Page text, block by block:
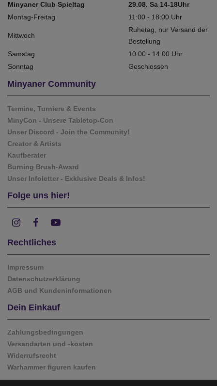
Minyaner Club Spieltag
29.08. Sa 14-18Uhr
Montag-Freitag
11:00 - 18:00 Uhr
Mittwoch
Ruhetag, nur Versand der
Bestellung
Samstag
10:00 - 14:00 Uhr
Sonntag
Geschlossen
Minyaner Community
Termine, Turniere & Events
MinyCon - Unsere Tabletop-Con
Unser Discord - Join the Community!
Creator & Artists
Kaufberater
Burning Brush-Award
Unser Infoletter - Exklusive Deals & Infos!
Folge uns hier!
Rechtliches
Impressum
Datenschutzerklärung
AGB und Kundeninformationen
Dein Einkauf
Zahlungsbedingungen
Versandarten und -kosten
Widerrufsrecht
Warhammer figuren kaufen